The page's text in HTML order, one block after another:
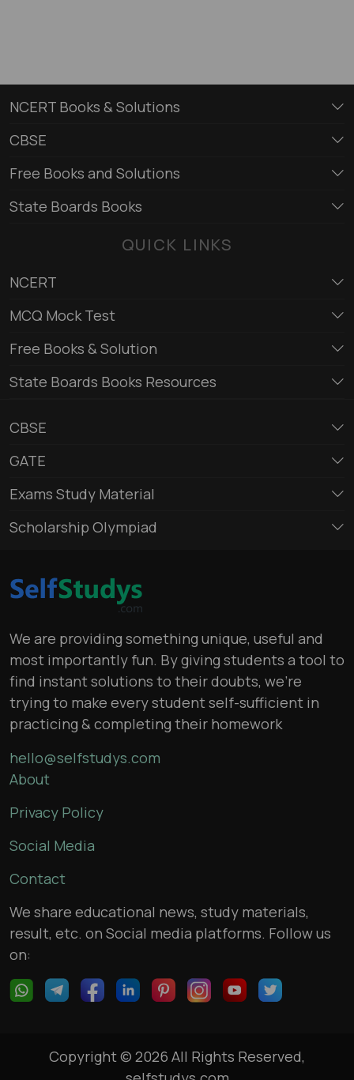
NCERT Books & Solutions
CBSE
Free Books and Solutions
State Boards Books
QUICK LINKS
NCERT
MCQ Mock Test
Free Books & Solution
State Boards Books Resources
CBSE
GATE
Exams Study Material
Scholarship Olympiad
We are providing something unique, useful and
most importantly fun. By giving students a tool to
find instant solutions to their doubts, we’re
trying to make every student self-sufficient in
practicing & completing their homework
hello@selfstudys.com
About
Privacy Policy
Social Media
Contact
We share educational news, study materials,
result, etc. on Social media platforms. Follow us
on:
Copyright © 2026 All Rights Reserved,